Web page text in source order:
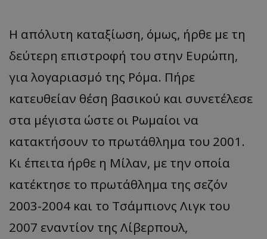
Η απόλυτη καταξίωση, όμως, ήρθε με τη
δεύτερη επιστροφή του στην Ευρώπη,
για λογαριασμό της Ρόμα. Πήρε
κατευθείαν θέση βασικού και συνετέλεσε
στα μέγιστα ώστε οι Ρωμαίοι να
κατακτήσουν το πρωτάθλημα του 2001.
Κι έπειτα ήρθε η Μίλαν, με την οποία
κατέκτησε το πρωτάθλημα της σεζόν
2003-2004 και το Τσάμπιονς Λιγκ του
2007 εναντίον της Λίβερπουλ,